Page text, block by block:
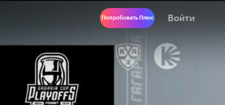
Попробовать Плюс Войти